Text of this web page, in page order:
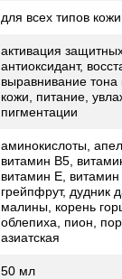
для всех типов кожи
активация
антиоксидант,
выравнивание тона
кожи, питание,
пигментации
аминокислоты,
витамин В5,
витамин Е, витамин
грейпфрут, дудник
малины, корень
облепиха, пион,
азиатская
50 мл